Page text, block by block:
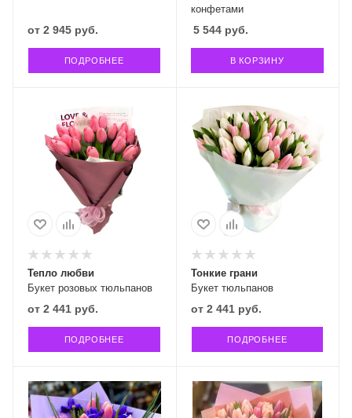
от 2 945 руб.
ПОДРОБНЕЕ
конфетами
5 544руб.
В КОРЗИНУ
Букет розовых тюльпанов
Тепло любви
от 2 441 руб.
ПОДРОБНЕЕ
Букет тюльпанов
Тонкие грани
от 2 441 руб.
ПОДРОБНЕЕ